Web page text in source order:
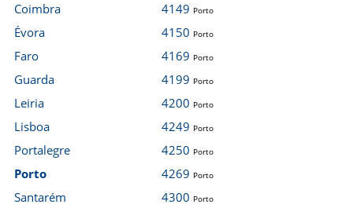
Coimbra
Évora
Faro
Guarda
Leiria
Lisboa
Portalegre
Porto
Santarém
4149 Porto
4150 Porto
4169 Porto
4199 Porto
4200 Porto
4249 Porto
4250 Porto
4269 Porto
4300 Porto